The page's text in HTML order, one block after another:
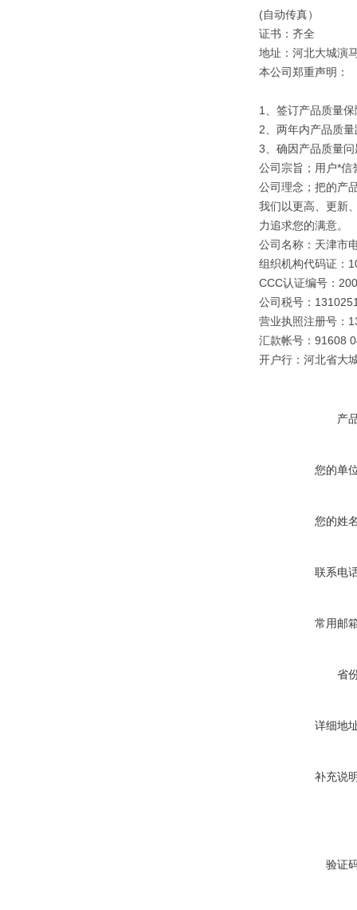
(自动传真）
证书：齐全
地址：河北大城演
本公司郑重声明：
1、签订产品质量
2、两年内产品质
3、确因产品质量
公司宗旨；用户*信
公司理念；把的产
我们以更高、更新
力追求您的满意。
公司名称：天津市
组织机构代码证：
CCC认证编号：
公司税号：
营业执照注册号：
汇款帐号：91608
开户行：河北省大
产
您的单
您的姓
联系电
常用邮
省
详细地
补充说
验证